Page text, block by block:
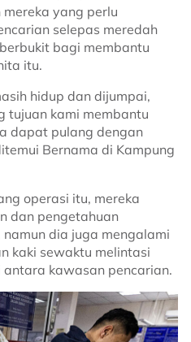
yang perlu
selepas meredah
bagi membantu
itu.
hidup dan dijumpai,
tujuan kami membantu
dapat pulang dengan
Bernama di Kampung
operasi itu, mereka
dan pengetahuan
dia juga mengalami
kaki sewaktu melintasi
antara kawasan pencarian.